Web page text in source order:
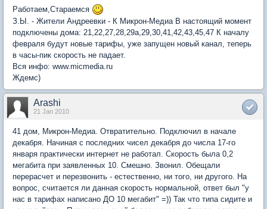
Работаем,Стараемся
З.Ы. - Жители Андреевки - К Микрон-Медиа В настоящий момент
подключены дома: 21,22,27,28,29а,29,30,41,42,43,45,47 К началу
февраля будут новые тарифы, уже запущен новый канал, теперь
в часы-пик скорость не падает.
Вся инфо: www.micmedia.ru
Ждемс)
Arashi
21 Jan 2010
41 дом, Микрон-Медиа. Отвратительно. Подключил в начале
декабря. Начиная с последних чисел декабря до числа 17-го
января практически интернет не работал. Скорость была 0,2
мегабита при заявленных 10. Смешно. Звонил. Обещали
перерасчет и перезвонить - естественно, ни того, ни другого. На
вопрос, считается ли данная скорость нормальной, ответ был "у
нас в тарифах написано ДО 10 мегабит" =)) Так что типа сидите и